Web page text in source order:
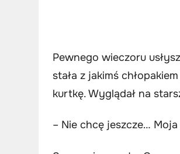
Pewnego wieczoru
stała z jakimś
kurtkę. Wyglądał na
– Nie chcę jeszcze…